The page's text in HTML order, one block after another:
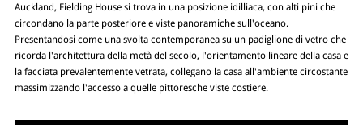
Auckland, Fielding House si trova in una posizione idilliaca, con alti pini che
circondano la parte posteriore e viste panoramiche sull'oceano.
Presentandosi come una svolta contemporanea su un padiglione di vetro che
ricorda l'architettura della metà del secolo, l'orientamento lineare della casa e
la facciata prevalentemente vetrata, collegano la casa all'ambiente circostante
massimizzando l'accesso a quelle pittoresche viste costiere.